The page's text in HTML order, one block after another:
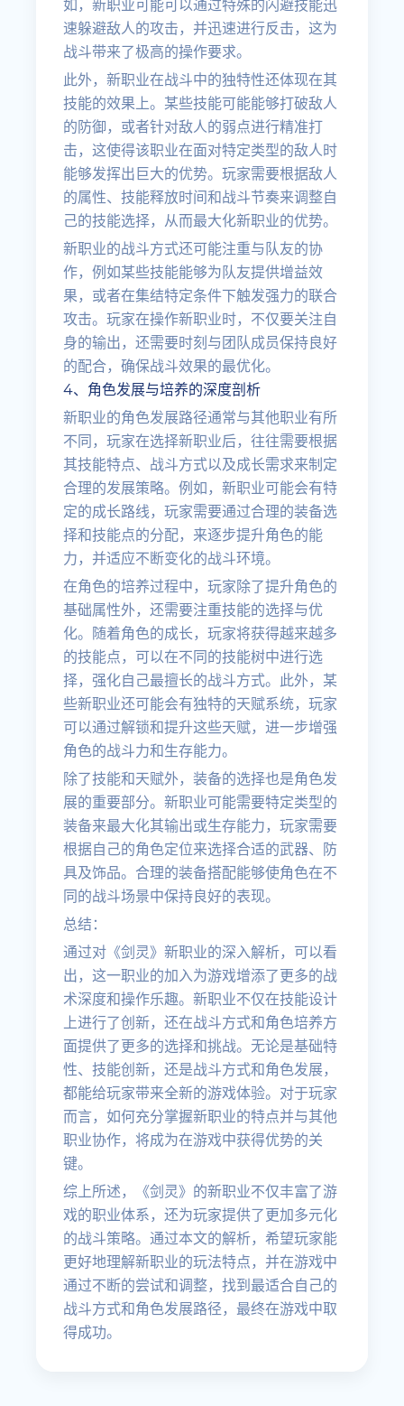
如，新职业可能可以通过特殊的闪避技能迅
速躲避敌人的攻击，并迅速进行反击，这为
战斗带来了极高的操作要求。
此外，新职业在战斗中的独特性还体现在其
技能的效果上。某些技能可能能够打破敌人
的防御，或者针对敌人的弱点进行精准打
击，这使得该职业在面对特定类型的敌人时
能够发挥出巨大的优势。玩家需要根据敌人
的属性、技能释放时间和战斗节奏来调整自
己的技能选择，从而最大化新职业的优势。
新职业的战斗方式还可能注重与队友的协
作，例如某些技能能够为队友提供增益效
果，或者在集结特定条件下触发强力的联合
攻击。玩家在操作新职业时，不仅要关注自
身的输出，还需要时刻与团队成员保持良好
的配合，确保战斗效果的最优化。
4、角色发展与培养的深度剖析
新职业的角色发展路径通常与其他职业有所
不同，玩家在选择新职业后，往往需要根据
其技能特点、战斗方式以及成长需求来制定
合理的发展策略。例如，新职业可能会有特
定的成长路线，玩家需要通过合理的装备选
择和技能点的分配，来逐步提升角色的能
力，并适应不断变化的战斗环境。
在角色的培养过程中，玩家除了提升角色的
基础属性外，还需要注重技能的选择与优
化。随着角色的成长，玩家将获得越来越多
的技能点，可以在不同的技能树中进行选
择，强化自己最擅长的战斗方式。此外，某
些新职业还可能会有独特的天赋系统，玩家
可以通过解锁和提升这些天赋，进一步增强
角色的战斗力和生存能力。
除了技能和天赋外，装备的选择也是角色发
展的重要部分。新职业可能需要特定类型的
装备来最大化其输出或生存能力，玩家需要
根据自己的角色定位来选择合适的武器、防
具及饰品。合理的装备搭配能够使角色在不
同的战斗场景中保持良好的表现。
总结：
通过对《剑灵》新职业的深入解析，可以看
出，这一职业的加入为游戏增添了更多的战
术深度和操作乐趣。新职业不仅在技能设计
上进行了创新，还在战斗方式和角色培养方
面提供了更多的选择和挑战。无论是基础特
性、技能创新，还是战斗方式和角色发展，
都能给玩家带来全新的游戏体验。对于玩家
而言，如何充分掌握新职业的特点并与其他
职业协作，将成为在游戏中获得优势的关
键。
综上所述，《剑灵》的新职业不仅丰富了游
戏的职业体系，还为玩家提供了更加多元化
的战斗策略。通过本文的解析，希望玩家能
更好地理解新职业的玩法特点，并在游戏中
通过不断的尝试和调整，找到最适合自己的
战斗方式和角色发展路径，最终在游戏中取
得成功。